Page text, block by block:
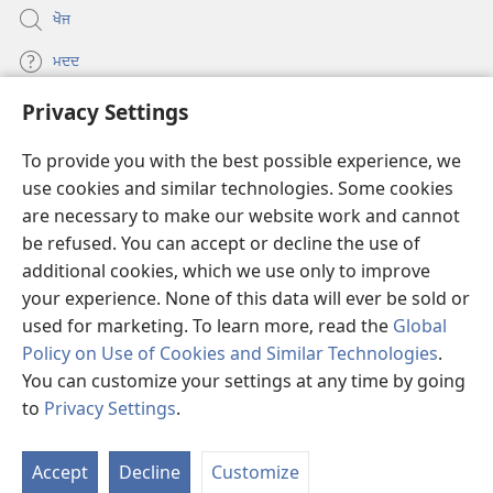
Privacy Settings
To provide you with the best possible experience, we
use cookies and similar technologies. Some cookies
are necessary to make our website work and cannot
be refused. You can accept or decline the use of
additional cookies, which we use only to improve
your experience. None of this data will ever be sold or
used for marketing. To learn more, read the Global
Policy on Use of Cookies and Similar Technologies.
You can customize your settings at any time by going
to Privacy Settings.
Accept Decline Customize
ਖੋਜ
ਮਦਦ
ਦਾਨ
new
window)Watchtower ONLINE LIBRARY™
(opens
new
window)JW Hub
(opens
new
window)
®
Copyright© 2026 Watch Tower Bible and Tract Society of Pennsylvania.
ਵਰਤੋਂ ਦੀਆਂ ਸ਼ਰਤਾਂ